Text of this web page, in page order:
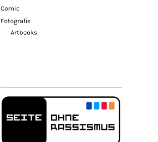
Comic
Fotografie
Artbooks